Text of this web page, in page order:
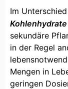
Im
Kohlenhydrate
sekundäre
in der Regel
Mengen in
geringen